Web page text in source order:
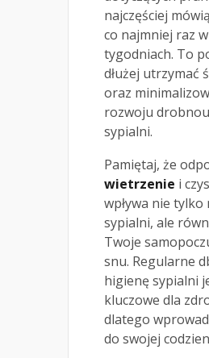
najczęściej
co najmniej raz
tygodniach. To
dłużej utrzymać
oraz
rozwoju
sypialni.
Pamiętaj, że
wietrzenie i
wpływa nie
sypialni, ale
Twoje
snu. Regularne
higienę sypialni
kluczowe dla
dlatego
do swojej